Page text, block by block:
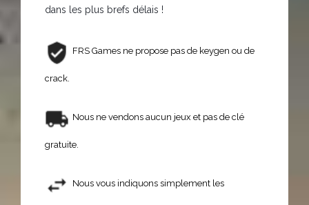
dans les plus brefs délais !
FRS Games ne propose pas de keygen ou de
crack.
Nous ne vendons aucun jeux et pas de clé
gratuite.
Nous vous indiquons simplement les